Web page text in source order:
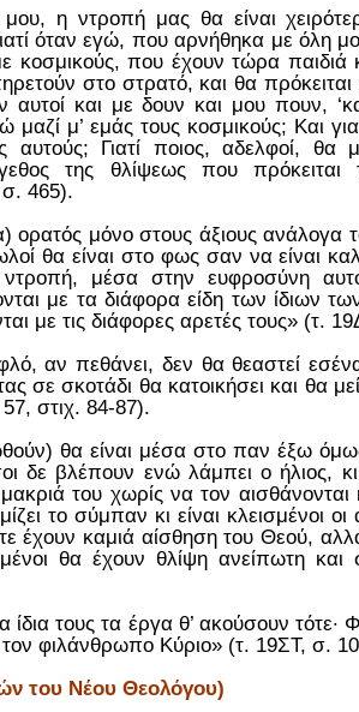
μου, η ντροπή μας θα είναι
όταν εγώ, που αρνήθηκα με όλη
κοσμικούς, που έχουν τώρα παιδιά
στο στρατό, και θα
αυτοί και με δουν και μου πουν,
μ’ εμάς τους κοσμικούς; Και
Γιατί ποιος, αδελφοί, θα
της θλίψεως που πρόκειται
465).
μόνο στους άξιους ανάλογα
θα είναι στο φως σαν να είναι
μέσα στην ευφροσύνη
με τα διάφορα είδη των ίδιων
με τις διάφορες αρετές τους» (τ.
αν πεθάνει, δεν θα θεαστεί
σε σκοτάδι θα κατοικήσει και θα
στιχ. 84-87).
θα είναι μέσα στο παν έξω
δε βλέπουν ενώ λάμπει ο ήλιος,
του χωρίς να τον
το σύμπαν κι είναι κλεισμένοι
έχουν καμιά αίσθηση του Θεού,
θα έχουν θλίψη ανείπωτη και
τους τα έργα θ’ ακούσουν τότε·
φιλάνθρωπο Κύριο» (τ. 19ΣΤ, σ.
του Νέου Θεολόγου)